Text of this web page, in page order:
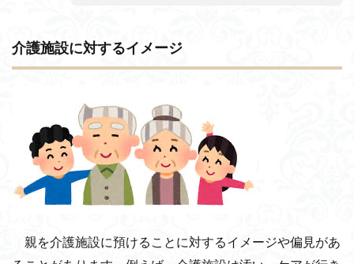
介護施設に対するイメージ
親を介護施設に預けることに対するイメージや偏見があ